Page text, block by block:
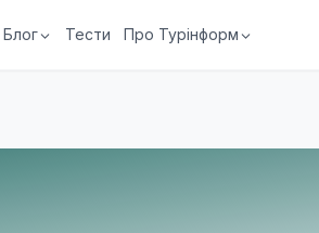
Блог Тести Про Турінформ